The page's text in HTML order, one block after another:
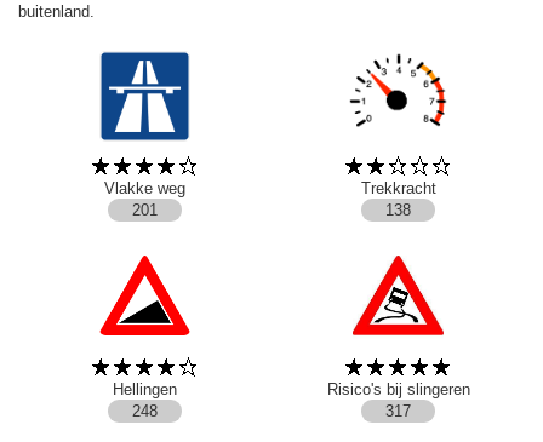
buitenland.
Vlakke weg
Trekkracht
201
138
Hellingen
Risico's bij slingeren
248
317